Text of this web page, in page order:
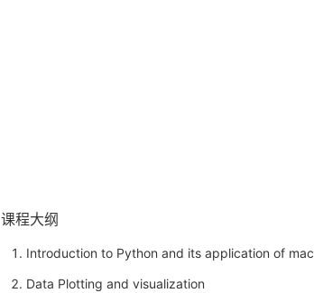
课程大纲
Introduction to Python and its application of
Data Plotting and visualization